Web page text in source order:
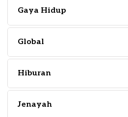
Gaya Hidup
Global
Hiburan
Jenayah